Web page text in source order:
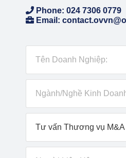
Phone: 024 7306 0779
Email: